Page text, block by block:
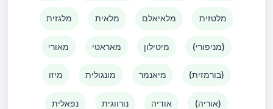
מלגזית מלאית מלאיאלם מלטזית
מאורי מאראטי מיטילון (מניפורי)
מיזו מונגולית מיאנמר (בורמזית)
נפאלית נורווגית אודיה (אוריה)